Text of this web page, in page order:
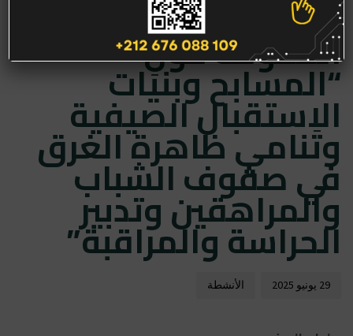
أوزين يُسائل رئيس
الّحكومة حول
“المسابح وبنيَات
الاستقبال الصيفية
وتَنامي ظاهرة الغرق
في صفوف الشباب
والمراهقين وتدبير
الحراسة والمراقبة”
29 يونيو 2025 الأنشطة